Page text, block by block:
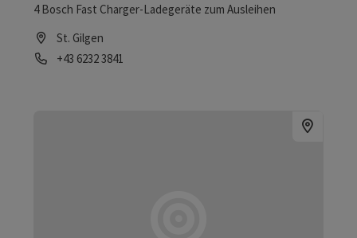
4 Bosch Fast Charger-Ladegeräte zum Ausleihen
St. Gilgen
Telefon
+43 6232 3841